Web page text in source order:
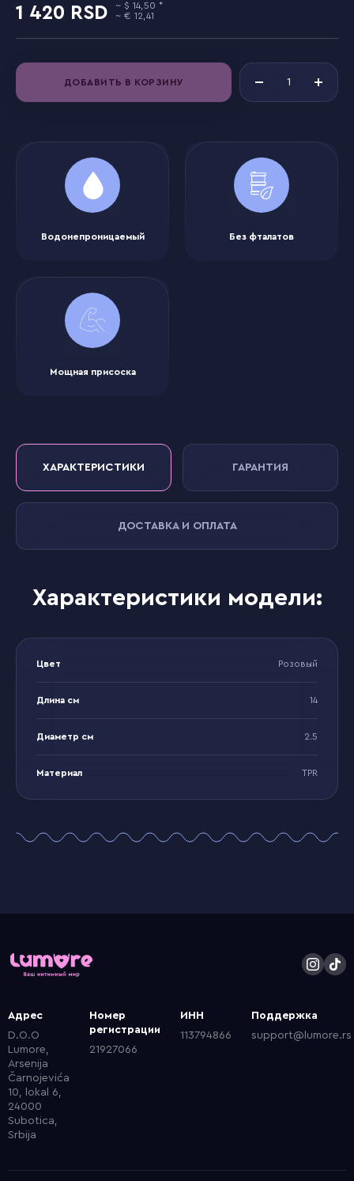
1 420
14,50
12,41
ДОБАВИТЬ В КОРЗИНУ
Водонепроницаемый Без фталатов
Мощная присоска
ХАРАКТЕРИСТИКИ ГАРАНТИЯ
ДОСТАВКА И ОПЛАТА
Характеристики модели:
Цвет Розовый
Длина см 14
Диаметр см 2.5
Материал TPR
Адрес
D.O.O
Lumore,
Arsenija
Čarnojevića
10, lokal 6,
24000
Subotica,
Srbija
Номер
регистрации
21927066
ИНН
113794866
Поддержка
support@lumore.rs